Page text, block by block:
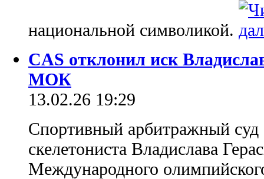
национальной символикой.
CAS отклонил иск
МОК
13.02.26 19:29
Спортивный арбитражный суд
скелетониста Владислава
Международного